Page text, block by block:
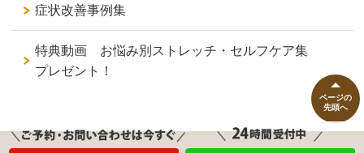
症状改善事例集
特典動画 お悩み別ストレッチ・セルフケア集
プレゼント！
ページの
先頭へ